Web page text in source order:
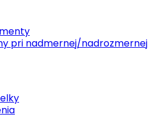
pri nadmernej/nadrozmernej